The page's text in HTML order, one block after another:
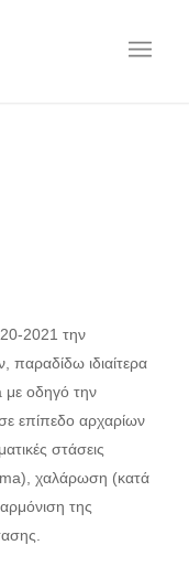
2021 την
ιδιαίτερα
οδηγό την
επίπεδο αρχαρίων
στάσεις
χαλάρωση (κατά
της